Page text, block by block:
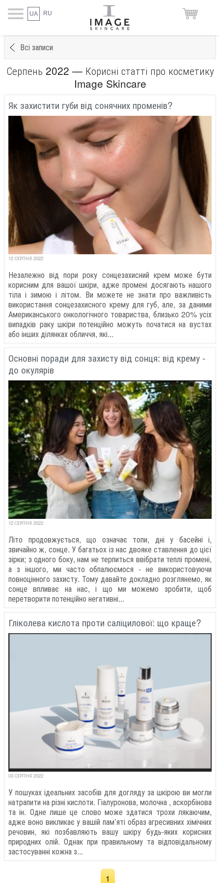
UA RU
Всі записи
Серпень 2022 — Корисні статті про косметику
Image Skincare
Як захистити губи від сонячних променів?
12 СЕРПНЯ 2022
Незалежно від пори року сонцезахисний крем може бути
корисним для вашої шкіри, адже промені досягають нашого
тіла і зимою і літом. Ви можете не знати про важливість
використання сонцезахисного крему для губ, але, за даними
Американського онкологічного товариства, близько 20% усіх
випадків раку шкіри потенційно можуть початися на вустах
або інших ділянках обличчя, які...
Основні поради для захисту від сонця: від крему -
до окулярів
12 СЕРПНЯ 2022
Літо продовжується, що означає топи, дні у басейні і,
звичайно ж, сонце. У багатьох із нас двояке ставлення до цієї
зірки; з одного боку, нам не терпиться ввібрати теплі промені,
а з іншого, ми часто обпалюємося - не використовуючи
повноцінного захисту. Тому давайте докладно розглянемо, як
сонце впливає на нас, і що ми можемо зробити, щоб
перетворити потенційно негативні...
Гліколева кислота проти саліцилової: що краще?
03 СЕРПНЯ 2022
У пошуках ідеальних засобів для догляду за шкірою ви могли
натрапити на різні кислоти. Гіалуронова, молочна , аскорбінова
та ін. Одне лише це слово може здатися трохи лякаючим,
адже воно викликає у вашій пам’яті образ агресивних хімічних
речовин, які позбавляють вашу шкіру будь-яких корисних
природних олій. Однак при правильному та відповідальному
застосуванні кожна з...
1